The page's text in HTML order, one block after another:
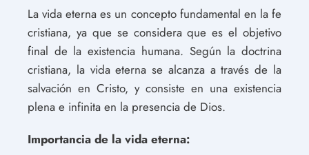
La vida eterna es un concepto fundamental en la fe
cristiana, ya que se considera que es el objetivo
final de la existencia humana. Según la doctrina
cristiana, la vida eterna se alcanza a través de la
salvación en Cristo, y consiste en una existencia
plena e infinita en la presencia de Dios.
Importancia de la vida eterna: